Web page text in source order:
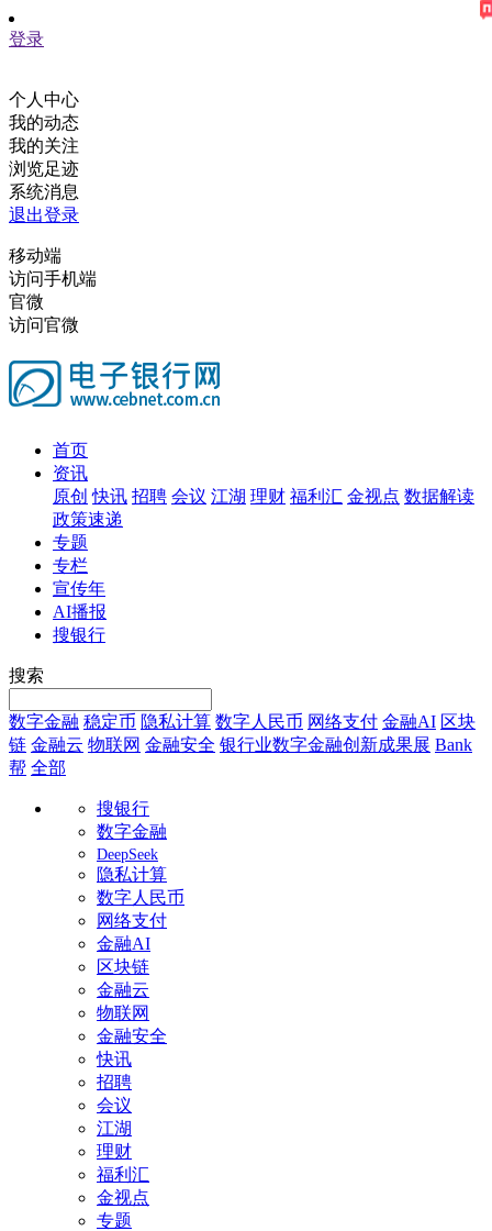
登录
个人中心
我的动态
我的关注
浏览足迹
系统消息
退出登录
移动端
访问手机端
官微
访问官微
首页
资讯
原创 快讯 招聘 会议 江湖 理财 福利汇 金视点 数据解读
政策速递
专题
专栏
宣传年
AI播报
搜银行
搜索
数字金融 稳定币 隐私计算 数字人民币 网络支付 金融AI 区块
链 金融云 物联网 金融安全 银行业数字金融创新成果展 Bank
帮 全部
搜银行
数字金融
DeepSeek
隐私计算
数字人民币
网络支付
金融AI
区块链
金融云
物联网
金融安全
快讯
招聘
会议
江湖
理财
福利汇
金视点
专题